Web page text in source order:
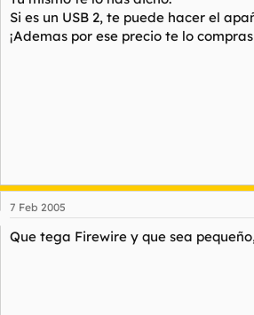
Si es un USB 2, te puede hacer el
¡Ademas por ese precio te lo
7 Feb 2005
Que tega Firewire y que sea